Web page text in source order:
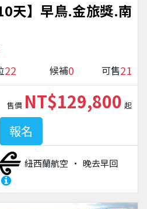
天】早鳥.金旅獎.南
22 候補0 可售21
紐西蘭航空 晚去早回
售價 NT$129,800 起
報名